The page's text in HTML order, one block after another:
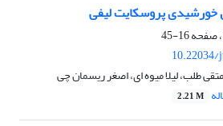
پروسکایت لیفی
16-45
طلب، لیلا میوه ای، اصغر ریسمان چی
2.21 M